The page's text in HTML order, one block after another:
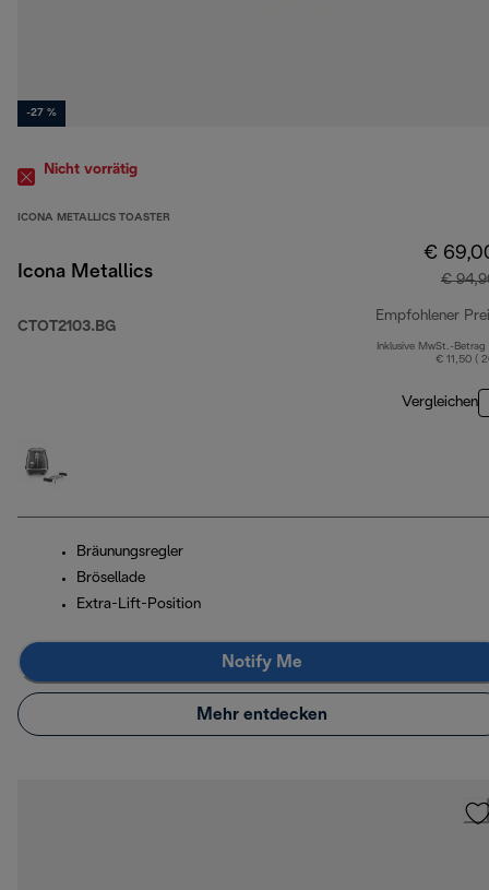
-27 %
Nicht vorrätig
ICONA METALLICS TOASTER
Icona Metallics
CTOT2103.BG
€
€
Empfohlener
Inklusive MwSt.-Betrag
€ 11,50 (
Vergleichen
Bräunungsregler
Brösellade
Extra-Lift-Position
Notify Me
Mehr entdecken